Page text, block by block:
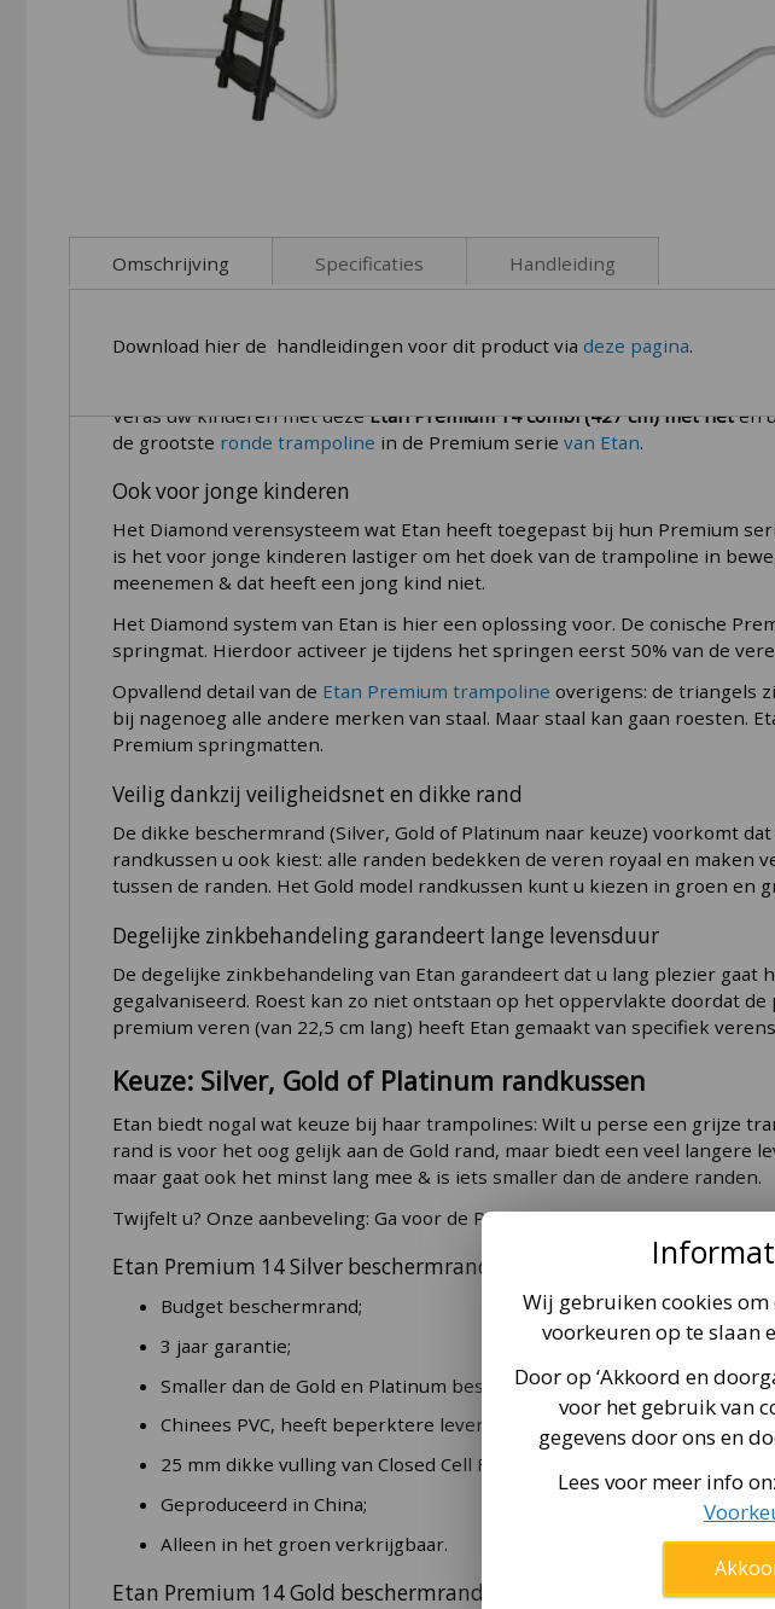
to
beginning
Omschrijving
Veras uw kinderen met dezeEtan Premium 14 combi (427 cm) met neten
de grootste ronde trampoline in de Premium serie van Etan.
Ook voor jonge kinderen
Het Diamond verensysteem wat Etan heeft toegepast bij hun Premium
is het voor jonge kinderen lastiger om het doek van de trampoline in
meenemen & dat heeft een jong kind niet.
Het Diamond system van Etan is hier een oplossing voor. De conische
springmat. Hierdoor activeer je tijdens het springen eerst 50% van de
Opvallend detail van de Etan Premium trampoline overigens: de triangels
bij nagenoeg alle andere merken van staal. Maar staal kan gaan roesten.
Premium springmatten.
Veilig dankzij veiligheidsnet en dikke rand
De dikke beschermrand (Silver, Gold of Platinum naar keuze) voorkomt
randkussen u ook kiest: alle randen bedekken de veren royaal en
tussen de randen. Het Gold model randkussen kunt u kiezen in groen en
Degelijke zinkbehandeling garandeert lange levensduur
De degelijke zinkbehandeling van Etan garandeert dat u lang plezier
gegalvaniseerd. Roest kan zo niet ontstaan op het oppervlakte doordat
premium veren (van 22,5 cm lang) heeft Etan gemaakt van specifiek
Keuze: Silver, Gold of Platinum randkussen
Etan biedt nogal wat keuze bij haar trampolines: Wilt u perse een grijze
rand is voor het oog gelijk aan de Gold rand, maar biedt een veel langere
maar gaat ook het minst lang mee & is iets smaller dan de andere randen.
Twijfelt u? Onze aanbeveling: Ga voor de Premium Gold 14 trampolinerand.
Etan Premium 14 Silver beschermrand
Budget beschermrand;
3 jaar garantie;
Smaller dan de Gold en Platinum beschermranden;
Chinees PVC, heeft beperktere levensduur;
25 mm dikke vulling van Closed Cell Foam;
Geproduceerd in China;
Alleen in het groen verkrijgbaar.
Etan Premium 14 Gold beschermrand
Specificaties Handleiding
Download hier de handleidingen voor dit product via deze pagina.
Wij gebruiken cookies om
voorkeuren op te slaan
Door op ‘Akkoord en
voor het gebruik van
gegevens door ons en
Lees voor meer info